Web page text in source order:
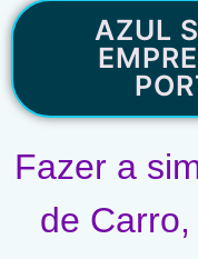
AZUL
Fazer a
de